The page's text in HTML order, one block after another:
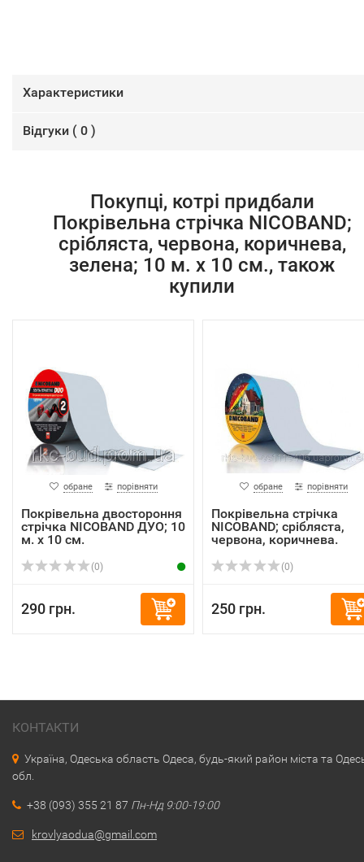
Характеристики
Відгуки ( 0 )
Покупці, котрі придбали
Покрівельна стрічка NICOBAND;
срібляста, червона, коричнева,
зелена; 10 м. х 10 см., також
купили
обране порівняти
Покрівельна двостороння
стрічка NICOBAND ДУО; 10
м. х 10 см.
(0)
290 грн.
обране порівняти
Покрівельна стрічка
NICOBAND; срібляста,
червона, коричнева.
(0)
250 грн.
КОНТАКТИ
Україна, Одеська область Одеса, будь-який район міста та
обл.
+38 (093) 355 21 87 Пн-Нд 9:00-19:00
krovlyaodua@gmail.com